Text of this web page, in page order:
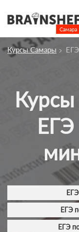
Самара
 Выбор города
Посмотреть по России
Курсы Самары
Компании
Люди
Курсы Самары ЕГЭ
Курсы подготовки к
ЕГЭ
ЕГЭ
ЕГЭ